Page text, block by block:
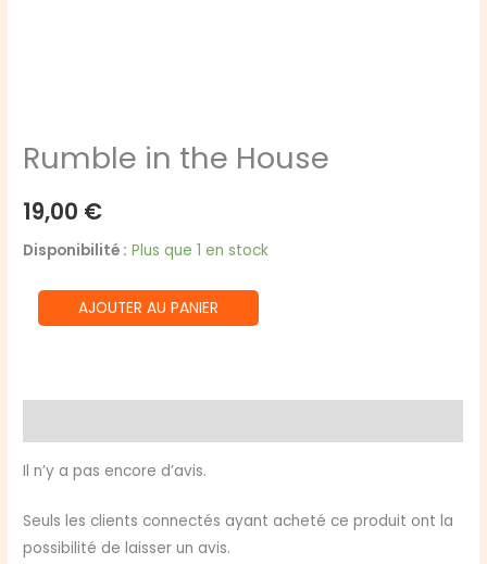
Rumble in the House
19,00 €
Disponibilité : Plus que 1 en stock
quantité
de
House
AJOUTER AU PANIER
Il n’y a pas encore d’avis.
Seuls les clients connectés ayant acheté ce produit ont la
possibilité de laisser un avis.